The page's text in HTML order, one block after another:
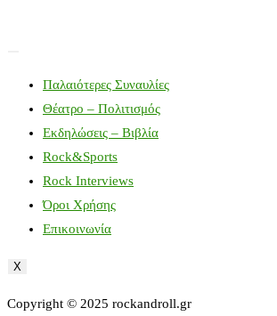
Παλαιότερες Συναυλίες
Θέατρο – Πολιτισμός
Εκδηλώσεις – Βιβλία
Rock&Sports
Rock Interviews
Όροι Χρήσης
Επικοινωνία
X
Copyright © 2025 rockandroll.gr